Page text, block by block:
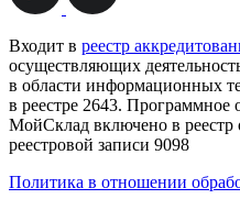
Входит в реестр
осуществляющих
в области информационных
в реестре 2643. Программное
МойСклад включено в
реестровой записи 9098
Политика в отношении